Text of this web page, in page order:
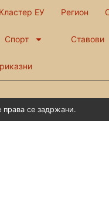
Кластер ЕУ Регион
Спорт Ставови
се задржани.